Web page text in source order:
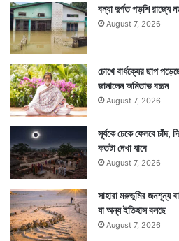
Tags Dubai
বন্যা দুর্গত পড়শি রাজ্যে
August 7, 2026
চোখে বার্ধক্যের ছাপ
জানালেন অমিতাভ বচ্চন
August 7, 2026
সূর্যকে ঢেকে ফেলবে চাঁদ,
কতটা দেখা যাবে
August 7, 2026
সাহারা মরুভূমির জনশূন্য
যা অন্য ইতিহাস বলছে
August 7, 2026